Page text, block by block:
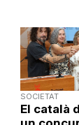
SOCIETAT
El català